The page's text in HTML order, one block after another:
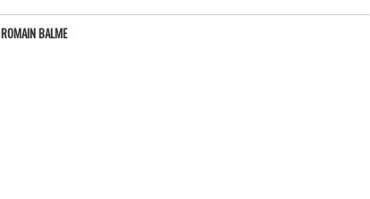
ROMAIN BALME